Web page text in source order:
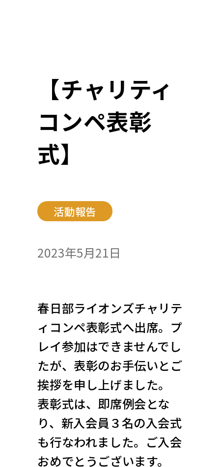
【チャリティ
コンペ表彰
式】
活動報告
2023年5月21日
春日部ライオンズチャリテ
ィコンペ表彰式へ出席。プ
レイ参加はできませんでし
たが、表彰のお手伝いとご
挨拶を申し上げました。
表彰式は、即席例会とな
り、新入会員３名の入会式
も行なわれました。ご入会
おめでとうございます。